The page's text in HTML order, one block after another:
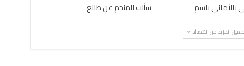
بالأماني باسم سألت المنجم عن طالع
المزيد من القصائد